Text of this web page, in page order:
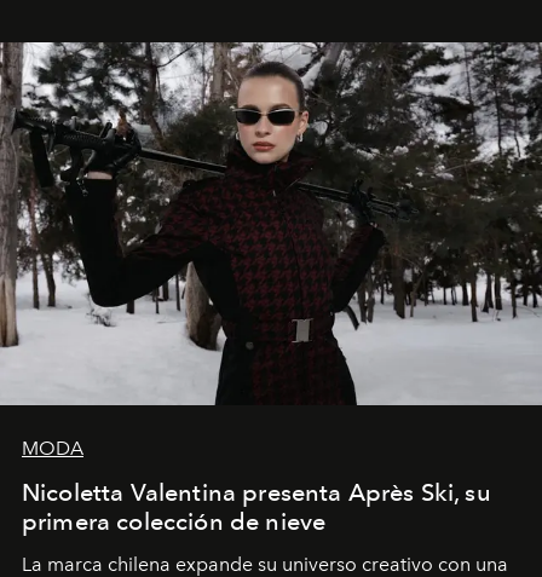
MODA
Nicoletta Valentina presenta Après Ski, su
primera colección de nieve
La marca chilena expande su universo creativo con una